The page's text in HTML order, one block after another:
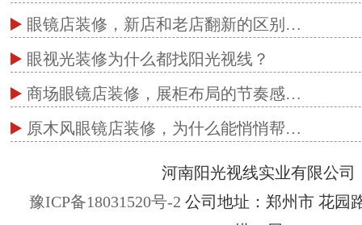
眼镜店装修，新店和老店翻新的区别…
眼视光装修为什么都找阳光视线？
商场眼镜店装修，展柜布局的节奏感…
原木风眼镜店装修，为什么能悄悄帮…
河南阳光视线实业有限公司
豫ICP备18031520号-2 公司地址：郑州市 花园